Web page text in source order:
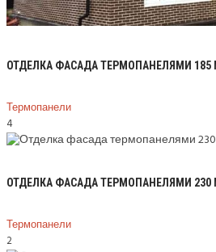
ОТДЕЛКА ФАСАДА ТЕРМОПАНЕЛЯМИ 185
Термопанели
4
ОТДЕЛКА ФАСАДА ТЕРМОПАНЕЛЯМИ 230
Термопанели
2